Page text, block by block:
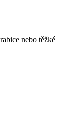
nebo těžké